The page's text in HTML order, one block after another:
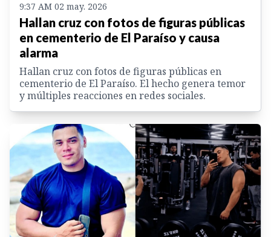
9:37 AM 02 may. 2026
Hallan cruz con fotos de figuras públicas
en cementerio de El Paraíso y causa
alarma
Hallan cruz con fotos de figuras públicas en
cementerio de El Paraíso. El hecho genera temor
y múltiples reacciones en redes sociales.